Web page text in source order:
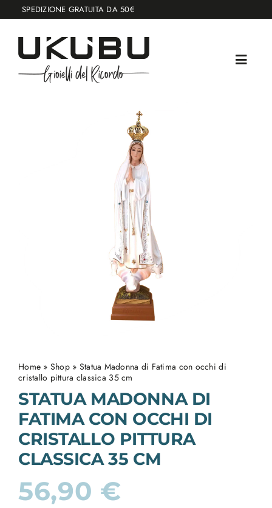
Salta
al
contenuto
SPEDIZIONE GRATUITA DA 50€
Home » Shop» Statua Madonna di Fatima con occhi di
cristallo pittura classica 35 cm
STATUA MADONNA DI
FATIMA CON OCCHI DI
CRISTALLO PITTURA
CLASSICA 35 CM
56,90 €